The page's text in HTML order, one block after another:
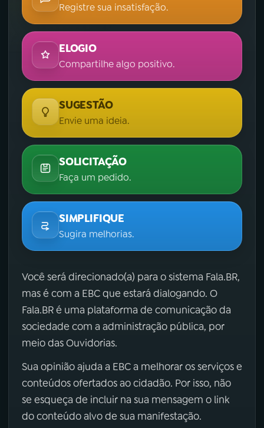
Registre sua insatisfação.
ELOGIO
Compartilhe algo positivo.
SUGESTÃO
Envie uma ideia.
SOLICITAÇÃO
Faça um pedido.
SIMPLIFIQUE
Sugira melhorias.
Você será direcionado(a) para o sistema Fala.BR,
mas é com a EBC que estará dialogando. O
Fala.BR é uma plataforma de comunicação da
sociedade com a administração pública, por
meio das Ouvidorias.
Sua opinião ajuda a EBC a melhorar os serviços e
conteúdos ofertados ao cidadão. Por isso, não
se esqueça de incluir na sua mensagem o link
do conteúdo alvo de sua manifestação.